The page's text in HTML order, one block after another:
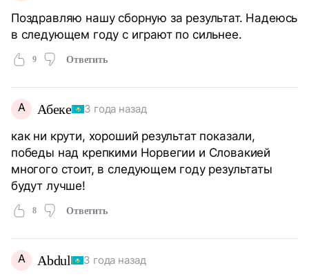
Поздравляю нашу сборную за результат. Надеюсь
в следующем году с играют по сильнее.
9 Ответить
А Абеке 3 года назад
как ни крути, хороший результат показали,
победы над крепкими Норвегии и Словакией
многого стоит, в следующем году результаты
будут лучше!
8 Ответить
A Abdul 3 года назад